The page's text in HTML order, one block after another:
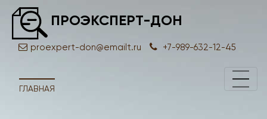
ПРОЭКСПЕРТ-ДОН
proexpert-don@emailt.ru +7-989-632-12-45
ГЛАВНАЯ